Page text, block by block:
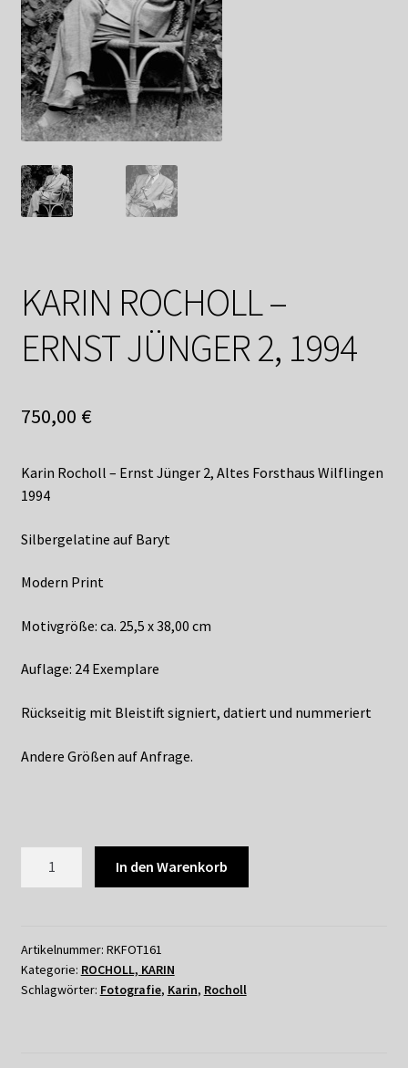
Kasse
Linkliste
Mein Konto
Mitglieder
Newsletter
Shop
Suchservice
Versandkosten / Lieferung
Widerrufsbelehrung
Zahlungsarten
KARIN ROCHOLL –
ERNST JÜNGER 2, 1994
750,00 €
Karin Rocholl – Ernst Jünger 2, Altes Forsthaus Wilflingen
1994
Silbergelatine auf Baryt
Modern Print
Motivgröße: ca. 25,5 x 38,00 cm
Auflage: 24 Exemplare
Rückseitig mit Bleistift signiert, datiert und nummeriert
Andere Größen auf Anfrage.
JÜNGER
2,
1994
In den Warenkorb
Artikelnummer: RKFOT161
Kategorie: ROCHOLL, KARIN
Schlagwörter: Fotografie, Karin, Rocholl